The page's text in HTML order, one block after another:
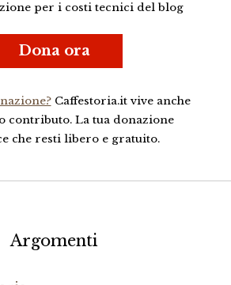
per i costi tecnici del blog
Dona ora
Caffestoria.it vive anche
contributo. La tua donazione
che resti libero e gratuito.
Argomenti